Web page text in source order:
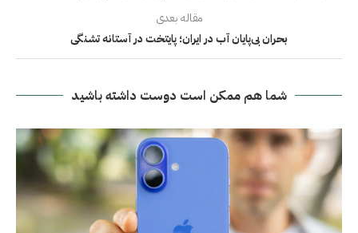
مقاله بعدی
بحران بی‌پایان آب در ایران؛ پایتخت در آستانه تشنگی
شما هم ممکن است دوست داشته باشید